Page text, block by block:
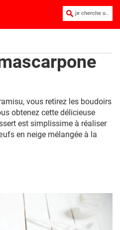
je cherche une recette :
vous retirez les boudoirs
obtenez cette délicieuse
est simplissime à réaliser
en neige mélangée à la